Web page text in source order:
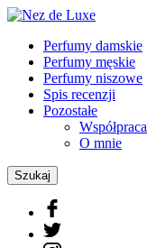
Perfumy damskie
Perfumy męskie
Perfumy niszowe
Spis recenzji
Pozostałe
Współpraca
O mnie
Szukaj